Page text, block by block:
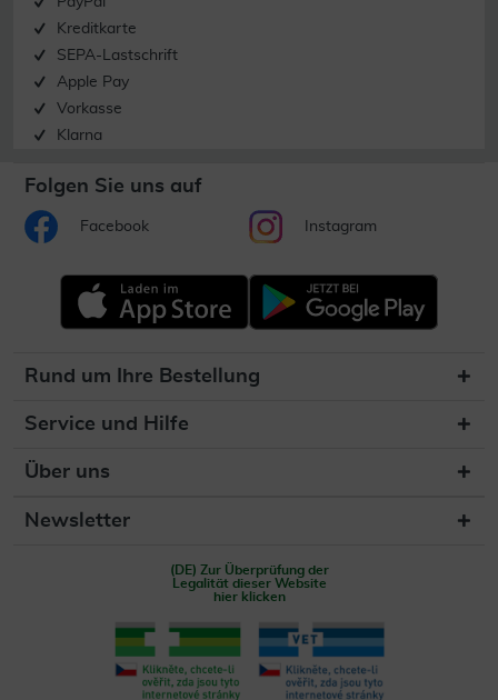
Kreditkarte
SEPA-Lastschrift
Apple Pay
Vorkasse
Klarna
Folgen Sie uns auf
Facebook Instagram
Rund um Ihre Bestellung
Service und Hilfe
Über uns
Newsletter
(DE) Zur Überprüfung der
Legalität dieser Website
hier klicken